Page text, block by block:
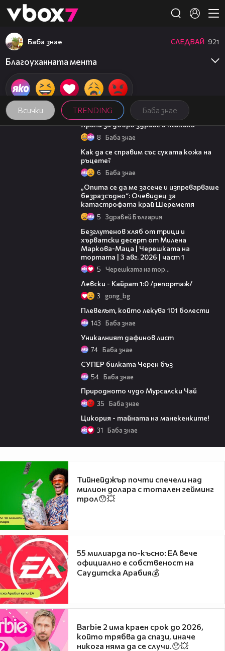
👾
Всички TRENDING Баба знае
Баба знае СЛЕДВАЙ 921
Благоуханната мента
01:27
Храни за добро здраве и психика
8 Баба знае
Как да се справим със сухата кожа на
ръцете?
6 Баба знае
„Опита се да ме засече и изпреварваше
безразсъдно“: Очевидец за
катастрофата край Шереметя
5 Здравей България
Безглутенов хляб от трици и
хърватски десерт от Милена
Маркова-Маца | Черешката на
тортата | 3 авг. 2026 | част 1
5 Черешката на тортата
Левски - Кайрат 1:0 /репортаж/
3 gong_bg
Плевелът, който лекува 101 болести
143 Баба знае
Уникалният дафинов лист
74 Баба знае
СУПЕР билката Черен бъз
54 Баба знае
Природното чудо Мурсалски Чай
35 Баба знае
Цикория - тайната на манекенките!
31 Баба знае
Тийнейджър почти спечели над
милион долара с тотален гейминг
трол😯💥
55 милиарда по-късно: EA вече
официално е собственост на
Саудитска Арабия💰
Barbie 2 има краен срок до 2026,
който трябва да спази, иначе
никога няма да се случи.😯💥